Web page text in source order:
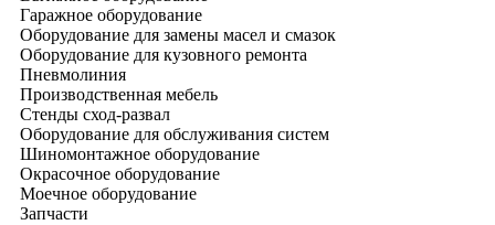
Гаражное оборудование
Оборудование для замены масел и смазок
Оборудование для кузовного ремонта
Пневмолиния
Производственная мебель
Стенды сход-развал
Оборудование для обслуживания систем
Шиномонтажное оборудование
Окрасочное оборудование
Моечное оборудование
Запчасти